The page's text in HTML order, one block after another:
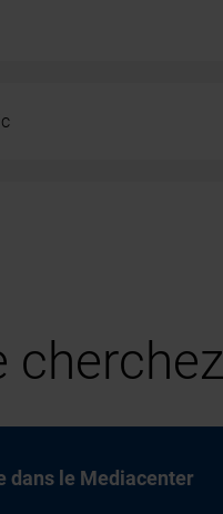
dans le Mediacenter